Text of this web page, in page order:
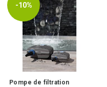
-10%
Pompe de filtration